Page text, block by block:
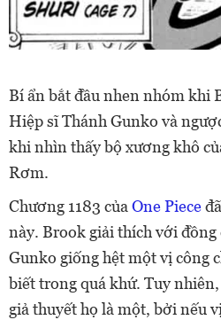
Bí ẩn bắt đầu nhen nhóm khi
Hiệp sĩ Thánh Gunko và
khi nhìn thấy bộ xương khô
Rơm.
Chương 1183 củaOne Piece
này. Brook giải thích với
Gunko giống hệt một vị công
biết trong quá khứ. Tuy
giả thuyết họ là một, bởi nếu